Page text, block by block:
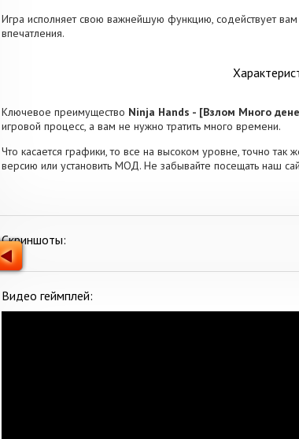
Игра исполняет свою важнейшую функцию, содействует
впечатления.
Ключевое преимущество Ninja Hands - [Взлом Много
игровой процесс, а вам не нужно тратить много времени.
Что касается графики, то все на высоком уровне, точно так
версию или установить МОД. Не забывайте посещать наш
Скриншоты:
Видео геймплей: